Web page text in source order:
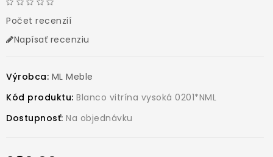
Počet recenzií
Napísať recenziu
Výrobca: ML Meble
Kód produktu: Blanco vitrína vysoká 0201*NML
Dostupnosť: Na objednávku